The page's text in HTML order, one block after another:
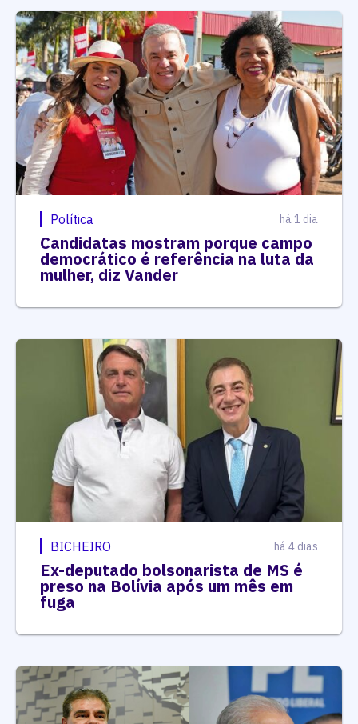
Política há 1 dia
Candidatas mostram porque campo
democrático é referência na luta da
mulher, diz Vander
BICHEIRO há 4 dias
Ex-deputado bolsonarista de MS é
preso na Bolívia após um mês em
fuga